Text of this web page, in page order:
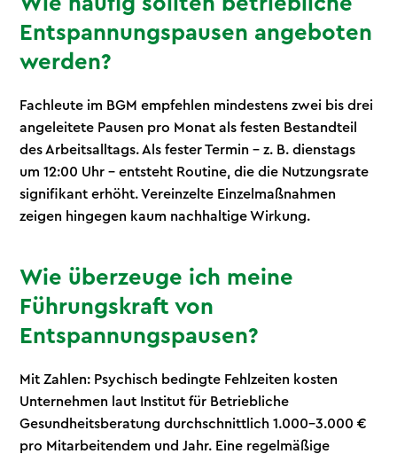
Entspannungspausen angeboten
werden?
Fachleute im BGM empfehlen mindestens zwei bis drei
angeleitete Pausen pro Monat als festen Bestandteil
des Arbeitsalltags. Als fester Termin – z. B. dienstags
um 12:00 Uhr – entsteht Routine, die die Nutzungsrate
signifikant erhöht. Vereinzelte Einzelmaßnahmen
zeigen hingegen kaum nachhaltige Wirkung.
Wie überzeuge ich meine
Führungskraft von
Entspannungspausen?
Mit Zahlen: Psychisch bedingte Fehlzeiten kosten
Unternehmen laut Institut für Betriebliche
Gesundheitsberatung durchschnittlich 1.000–3.000 €
pro Mitarbeitendem und Jahr. Eine regelmäßige